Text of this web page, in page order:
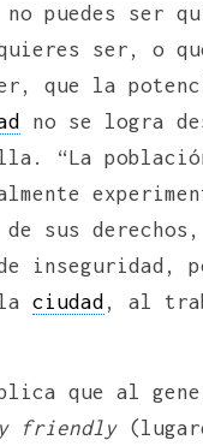
puedes ser
ser, o
que la
no se logra
“La población
sus
inseguridad,
ciudad , al
que al
friendly